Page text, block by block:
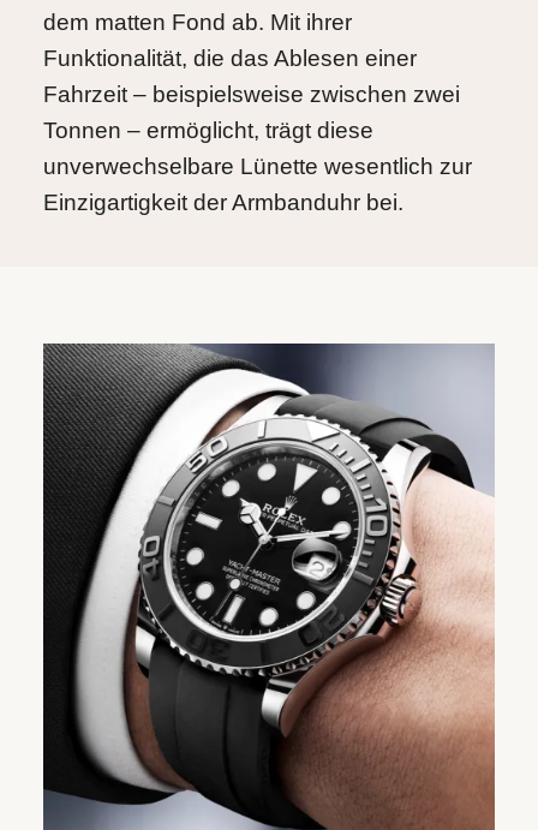
dem matten Fond ab. Mit ihrer
Funktionalität, die das Ablesen einer
Fahrzeit – beispielsweise zwischen zwei
Tonnen – ermöglicht, trägt diese
unverwechselbare Lünette wesentlich zur
Einzigartigkeit der Armbanduhr bei.